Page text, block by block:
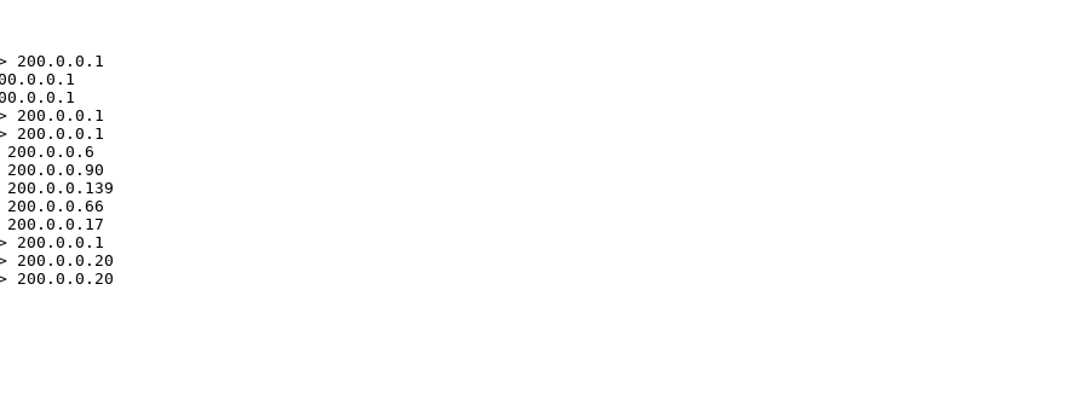
200.0.0.1
200.0.0.1
200.0.0.1
200.0.0.1
200.0.0.20
200.0.0.20